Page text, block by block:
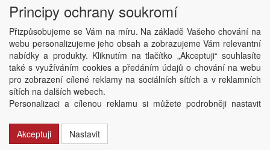
Obchodní podmínky
Ochrana osobních údajů
Kontakt
Losování účtenek
Aktuality
Nastavení soukromí
Copyright © ABRA Software a.s. 2020
Principy ochrany soukromí
Přizpůsobujeme se Vám na míru. Na základě Vašeho chování na
webu personalizujeme jeho obsah a zobrazujeme Vám relevantní
nabídky a produkty. Kliknutím na tlačítko „Akceptuji“ souhlasíte
také s využíváním cookies a předáním údajů o chování na webu
pro zobrazení cílené reklamy na sociálních sítích a v reklamních
sítích na dalších webech.
Personalizaci a cílenou reklamu si můžete podrobněji nastavit
Akceptuji
Nastavit